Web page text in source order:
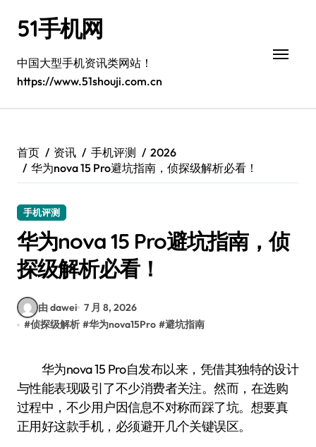
51手机网
中国大型手机资讯类网站！
https://www.51shouji.com.cn
首页 资讯 手机评测
2026
华为nova 15 Pro避坑指南，侦探级解析必看！
手机评测
华为nova 15 Pro避坑指南，侦
探级解析必看！
由 dawei 7 月 8, 2026
#侦探级解析 #华为nova15Pro #避坑指南
华为nova 15 Pro自发布以来，凭借其独特的设计
与性能表现吸引了不少消费者关注。然而，在选购
过程中，不少用户因信息不对称而踩了坑。想要真
正用好这款手机，必须避开几个关键误区。